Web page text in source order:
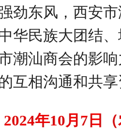
劲东风，西安
华民族大团结
潮汕商会的影
互相沟通和共
2024年10月7日